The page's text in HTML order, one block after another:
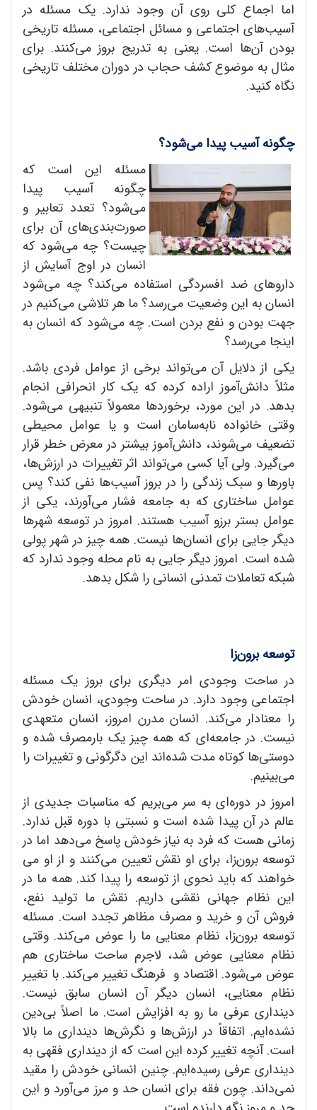
اما اجماع کلی روی آن وجود ندارد. یک مسئله در
آسیب‌های اجتماعی و مسائل اجتماعی، مسئله تاریخی
بودن آن‌ها است. یعنی به تدریج بروز می‌کنند. برای
مثال به موضوع کشف حجاب در دوران مختلف تاریخی
نگاه کنید.
چگونه آسیب پیدا می‌شود؟
مسئله این است که
چگونه آسیب پیدا
می‌شود؟ تعدد تعابیر و
صورت‌بندی‌های آن برای
چیست؟ چه می‌شود که
انسان در اوج آسایش از
داروهای ضد افسردگی استفاده می‌کند؟ چه می‌شود
انسان به این وضعیت می‌رسد؟ ما هر تلاشی می‌کنیم در
جهت بودن و نفع بردن است. چه می‌شود که انسان به
اینجا می‌رسد؟
یکی از دلایل آن می‌تواند برخی از عوامل فردی باشد.
مثلاً دانش‌آموز اراده کرده که یک کار انحرافی انجام
بدهد. در این مورد، برخوردها معمولاً تنبیهی می‌شود.
وقتی خانواده نابه‌سامان است و یا عوامل محیطی
تضعیف می‌شوند، دانش‌آموز بیشتر در معرض خطر قرار
می‌گیرد. ولی آیا کسی می‌تواند اثر تغییرات در ارزش‌ها،
باورها و سبک زندگی را در بروز آسیب‌ها نفی کند؟ پس
عوامل ساختاری که به جامعه فشار می‌آورند، یکی از
عوامل بستر برزو آسیب هستند. امروز در توسعه شهرها
دیگر جایی برای انسان‌ها نیست. همه چیز در شهر پولی
شده است. امروز دیگر جایی به نام محله وجود ندارد که
شبکه تعاملات تمدنی انسانی را شکل بدهد.
توسعه برون‌زا
در ساحت وجودی امر دیگری برای بروز یک مسئله
اجتماعی وجود دارد. در ساحت وجودی، انسان خودش
را معنادار می‌کند. انسان مدرن امروز، انسان متعهدی
نیست. در جامعه‌ای که همه چیز یک بارمصرف شده و
دوستی‌ها کوتاه مدت شده‌اند این دگرگونی و تغییرات را
می‌بینیم.
امروز در دوره‌ای به سر می‌بریم که مناسبات جدیدی از
عالم در آن پیدا شده است و نسبتی با دوره قبل ندارد.
زمانی هست که فرد به نیاز خودش پاسخ می‌دهد اما در
توسعه برون‌زا، برای او نقش تعیین می‌کنند و از او می
خواهند که باید نحوی از توسعه را پیدا کند. همه ما در
این نظام جهانی نقشی داریم. نقش ما تولید نفع،
فروش آن و خرید و مصرف مظاهر تجدد است. مسئله
توسعه برون‌زا، نظام معنایی ما را عوض می‌کند. وقتی
نظام معنایی عوض شد، لاجرم ساحت ساختاری هم
عوض می‌شود. اقتصاد و فرهنگ تغییر می‌کند. با تغییر
نظام معنایی، انسان دیگر آن انسان سابق نیست.
دینداری عرفی ما رو به افزایش است. ما اصلاً بی‌دین
نشده‌ایم. اتفاقاً در ارزش‌‌ها و نگرش‌ها دینداری ما بالا
است. آنچه تغییر کرده این است که از دینداری فقهی به
دینداری عرفی رسیده‌ایم. چنین انسانی خودش را مقید
نمی‌داند. چون فقه برای انسان حد و مرز می‌آورد و این